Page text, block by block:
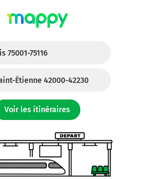
75001-75116
Étienne 42000-42230
Voir les itinéraires